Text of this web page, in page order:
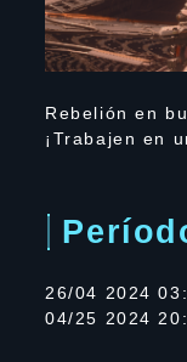
Rebelión en
¡Trabajen en
26/04 2024
04/25 2024